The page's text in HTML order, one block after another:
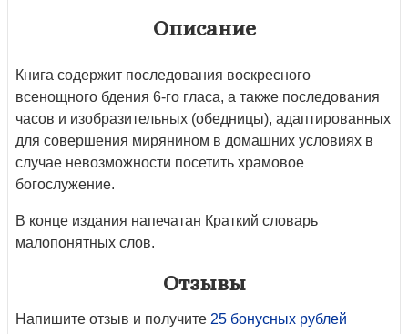
Описание
Книга содержит последования воскресного
всенощного бдения 6-го гласа, а также последования
часов и изобразительных (обедницы), адаптированных
для совершения мирянином в домашних условиях в
случае невозможности посетить храмовое
богослужение.
В конце издания напечатан Краткий словарь
малопонятных слов.
Отзывы
Напишите отзыв и получите 25 бонусных рублей